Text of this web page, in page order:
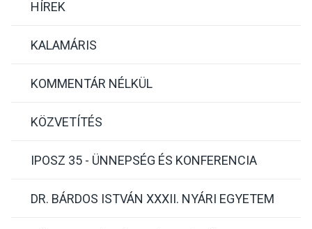
HÍREK
KALAMÁRIS
KOMMENTÁR NÉLKÜL
KÖZVETÍTÉS
IPOSZ 35 - ÜNNEPSÉG ÉS KONFERENCIA
DR. BÁRDOS ISTVÁN XXXII. NYÁRI EGYETEM